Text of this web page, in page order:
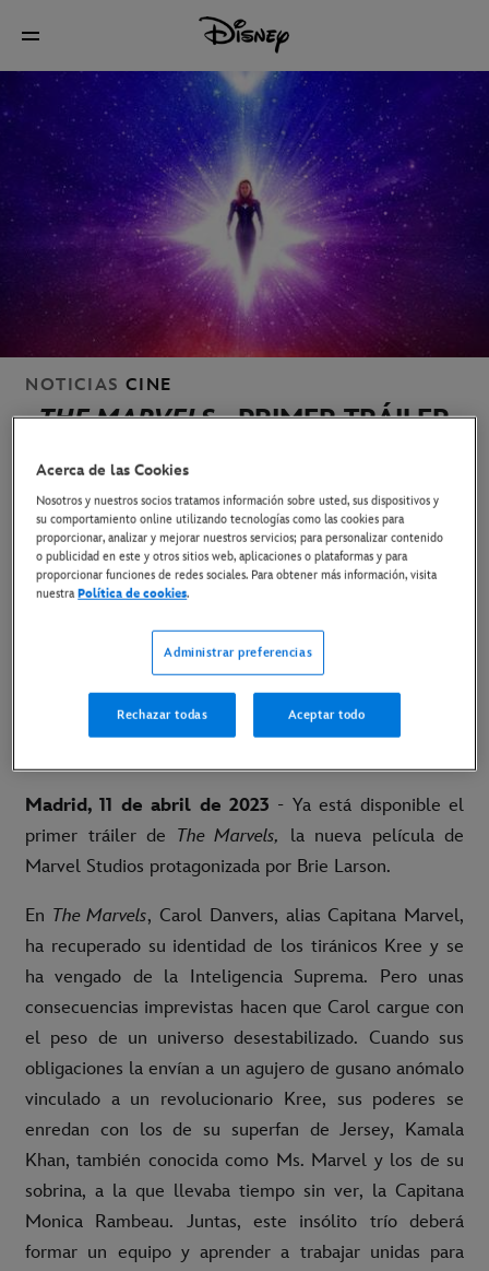
NOTICIAS CINE
THE MARVELS- PRIMER TRÁILER
11 de abril de 2023
Copiar Artículo
Brie Larson regresa como Capitana Marvel el 10
de noviembre
Link al tráiler en YouTube
Madrid, 11 de abril de 2023 - Ya está disponible el
primer tráiler de The Marvels, la nueva película de
Marvel Studios protagonizada por Brie Larson.
En The Marvels, Carol Danvers, alias Capitana Marvel,
ha recuperado su identidad de los tiránicos Kree y se
ha vengado de la Inteligencia Suprema. Pero unas
consecuencias imprevistas hacen que Carol cargue con
el peso de un universo desestabilizado. Cuando sus
obligaciones la envían a un agujero de gusano anómalo
vinculado a un revolucionario Kree, sus poderes se
enredan con los de su superfan de Jersey, Kamala
Khan, también conocida como Ms. Marvel y los de su
sobrina, a la que llevaba tiempo sin ver, la Capitana
Monica Rambeau. Juntas, este insólito trío deberá
formar un equipo y aprender a trabajar unidas para
Acerca de las Cookies
Nosotros y nuestros socios tratamos información sobre usted, sus dispositivos y
su comportamiento online utilizando tecnologías como las cookies para
proporcionar, analizar y mejorar nuestros servicios; para personalizar contenido
o publicidad en este y otros sitios web, aplicaciones o plataformas y para
proporcionar funciones de redes sociales. Para obtener más información, visita
nuestra Política de cookies.
Administrar preferencias
Rechazar todas Aceptar todo